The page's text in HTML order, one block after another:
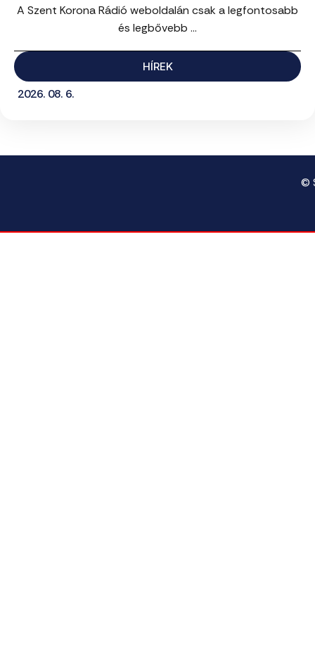
A Szent Korona Rádió weboldalán csak a legfontosabb
és legbővebb ...
HÍREK
2026. 08. 6.
©